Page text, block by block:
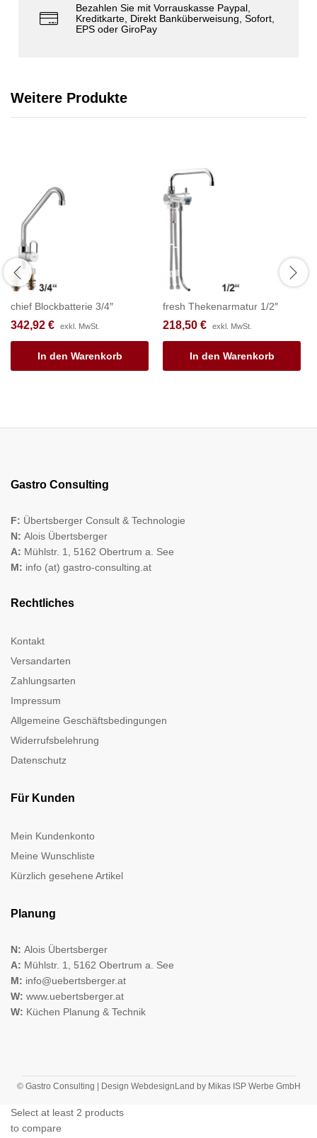
Bezahlen Sie mit Vorrauskasse Paypal,
Kreditkarte, Direkt Banküberweisung, Sofort,
EPS oder GiroPay
Weitere Produkte
chief Blockbatterie 3/4″
342,92 € exkl. MwSt.
In den Warenkorb
fresh Thekenarmatur 1/2″
218,50 € exkl. MwSt.
In den Warenkorb
Gastro Consulting
F: Übertsberger Consult & Technologie
N: Alois Übertsberger
A: Mühlstr. 1, 5162 Obertrum a. See
M: info (at) gastro-consulting.at
Rechtliches
Kontakt
Versandarten
Zahlungsarten
Impressum
Allgemeine Geschäftsbedingungen
Widerrufsbelehrung
Datenschutz
Für Kunden
Mein Kundenkonto
Meine Wunschliste
Kürzlich gesehene Artikel
Planung
N: Alois Übertsberger
A: Mühlstr. 1, 5162 Obertrum a. See
M: info@uebertsberger.at
W: www.uebertsberger.at
W: Küchen Planung & Technik
© Gastro Consulting | Design WebdesignLand by Mikas ISP Werbe GmbH
Select at least 2 products
to compare